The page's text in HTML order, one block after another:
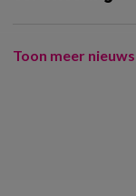
Toon meer nieuws